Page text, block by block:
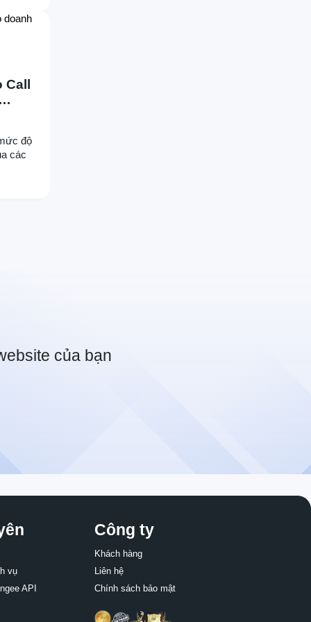
Call
độ
các
của bạn
vụ
API
Công ty
Khách hàng
Liên hệ
Chính sách bảo mật